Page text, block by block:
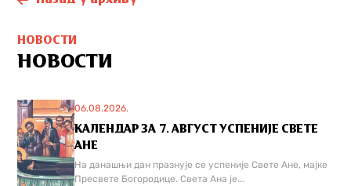
НОВОСТИ
НОВОСТИ
06.08.2026.
КАЛЕНДАР ЗА 7. АВГУСТ УСПЕНИЈЕ СВЕТЕ
АНЕ
На данашњи дан празнује се успеније Свете Ане, мајке
Пресвете Богородице. Света Ана је...